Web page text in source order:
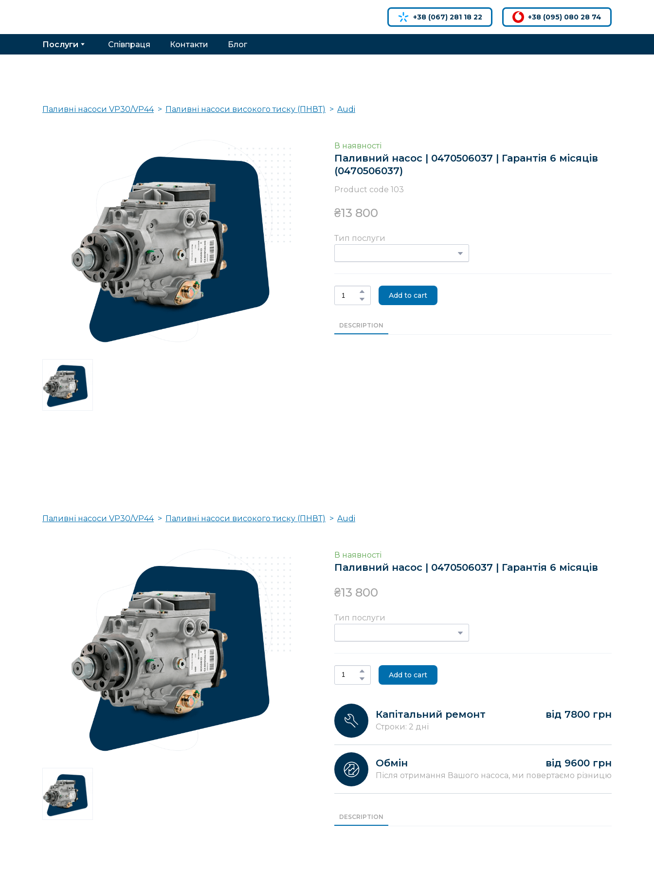
+38 (067) 281 18 22 +38 (095) 080 28 74
Послуги Співпраця Контакти Блог
Паливні насоси VP30/VP44 Паливні насоси високого тиску (ПНВТ) Audi
В наявності
Паливний насос | 0470506037 | Гарантія 6 місяців
(0470506037)
Product code 103
₴13 800
Тип послуги
Add to cart
DESCRIPTION
Паливні насоси VP30/VP44 Паливні насоси високого тиску (ПНВТ) Audi
В наявності
Паливний насос | 0470506037 | Гарантія 6 місяців
₴13 800
Тип послуги
Add to cart
Капітальний ремонт від 7800 грн
Строки: 2 дні
Обмін від 9600 грн
Після отримання Вашого насоса, ми повертаємо різницю
DESCRIPTION